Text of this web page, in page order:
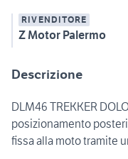
RIVENDITORE
Z Motor Palermo
Descrizione
DLM46 TREKKER
posizionamento
fissa alla moto tramite